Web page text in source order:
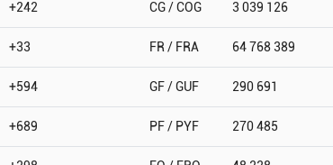
+242 CG / COG 3 039 126
+33 FR / FRA 64 768 389
+594 GF / GUF 290 691
+689 PF / PYF 270 485